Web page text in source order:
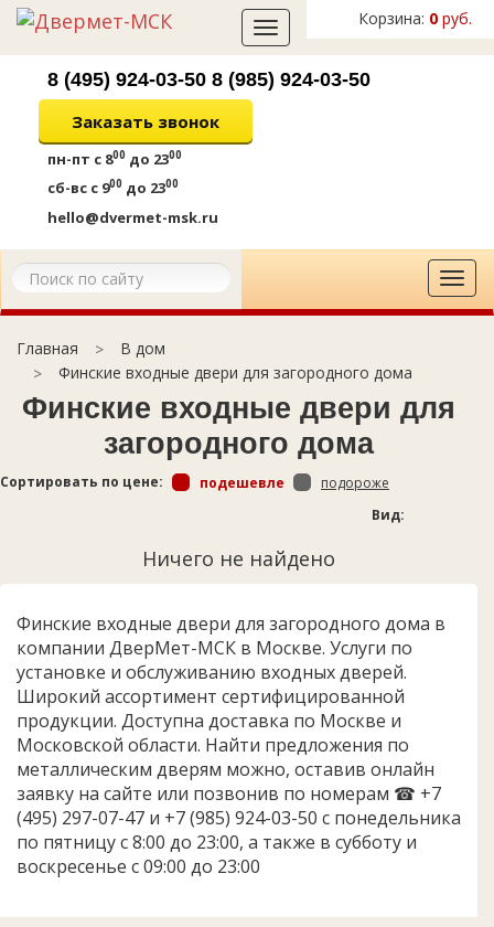
Корзина: 0 руб.
Toggle
navigation
8 (495) 924-03-50 8 (985) 924-03-50
Заказать звонок
пн-пт с 800 до 2300
сб-вс с 900 до 2300
hello@dvermet-msk.ru
Главная
В дом
Финские входные двери для загородного дома
Финские входные двери для
загородного дома
Сортировать по цене: подешевле
подороже
Вид:
Ничего не найдено
Финские входные двери для загородного дома в
компании ДверМет-МСК в Москве. Услуги по
установке и обслуживанию входных дверей.
Широкий ассортимент сертифицированной
продукции. Доступна доставка по Москве и
Московской области. Найти предложения по
металлическим дверям можно, оставив онлайн
заявку на сайте или позвонив по номерам ☎ +7
(495) 297-07-47 и +7 (985) 924-03-50 с понедельника
по пятницу с 8:00 до 23:00, а также в субботу и
воскресенье с 09:00 до 23:00